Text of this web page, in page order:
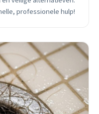
professionele hulp!